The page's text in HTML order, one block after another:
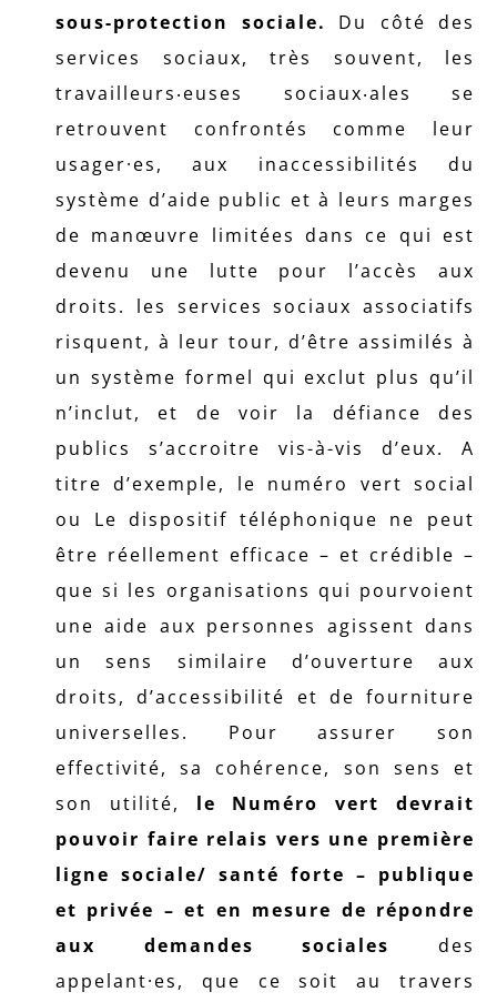
sous-protection sociale.
Du côté des
services sociaux, très souvent, les
travailleurs‧euses sociaux‧ales se
retrouvent confrontés comme leur
usager·es, aux inaccessibilités du
système d’aide public et à leurs marges
de manœuvre limitées dans ce qui est
devenu une lutte pour l’accès aux
droits. les services sociaux associatifs
risquent, à leur tour, d’être assimilés à
un système formel qui exclut plus qu’il
n’inclut, et de voir la défiance des
publics s’accroitre vis-à-vis d’eux. A
titre d’exemple, le numéro vert social
ou Le dispositif téléphonique ne peut
être réellement efficace – et crédible –
que si les organisations qui pourvoient
une aide aux personnes agissent dans
un sens similaire d’ouverture aux
droits, d’accessibilité et de fourniture
universelles. Pour assurer son
effectivité, sa cohérence, son sens et
son utilité, le Numéro vert devrait
pouvoir faire relais vers une première
ligne sociale/ santé forte – publique
et privée – et en mesure de répondre
aux demandes sociales
des
appelant·es, que ce soit au travers